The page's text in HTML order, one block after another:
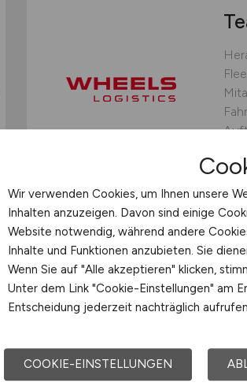
TOP JOB
An
Wir verwenden Cookies, um Ihnen unsere
Inhalten anzuzeigen. Davon sind einige
Website notwendig, während andere
Inhalte und Funktionen anzubieten. Sie
Wenn Sie auf "Alle akzeptieren" klicken,
Unter dem Link "Cookie-Einstellungen" am
Entscheidung jederzeit nachträglich
COOKIE-EINSTELLUNGEN